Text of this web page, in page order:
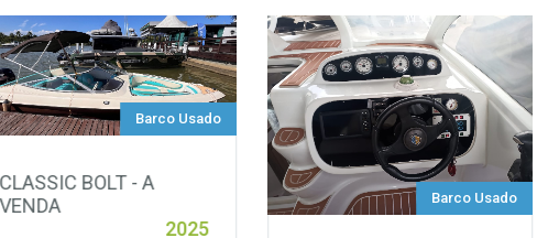
Barco Usado
CLASSIC BOLT - A
VENDA
2025
Barco Usado